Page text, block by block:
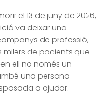
el 13 de juny de 2026,
va deixar una
de professió,
milers de pacients que
ell no només un
una persona
a ajudar.